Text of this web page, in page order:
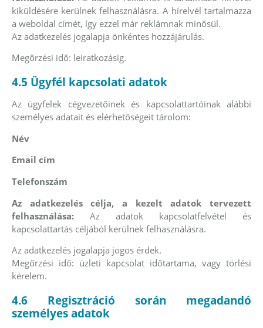
kiküldésére kerülnek felhasználásra. A hírelvél tartalmazza
a weboldal címét, így ezzel már reklámnak minősül.
Az adatkezelés jogalapja önkéntes hozzájárulás.
Megőrzési idő: leiratkozásig.
4.5 Ügyfél kapcsolati adatok
Az ügyfelek cégvezetőinek és kapcsolattartóinak alábbi
személyes adatait és elérhetőségeit tárolom:
Név
Email cím
Telefonszám
Az adatkezelés célja, a kezelt adatok tervezett
felhasználása: Az adatok kapcsolatfelvétel és
kapcsolattartás céljából kerülnek felhasználásra.
Az adatkezelés jogalapja jogos érdek.
Megőrzési idő: üzleti kapcsolat időtartama, vagy törlési
kérelem.
4.6 Regisztráció során megadandó
személyes adatok